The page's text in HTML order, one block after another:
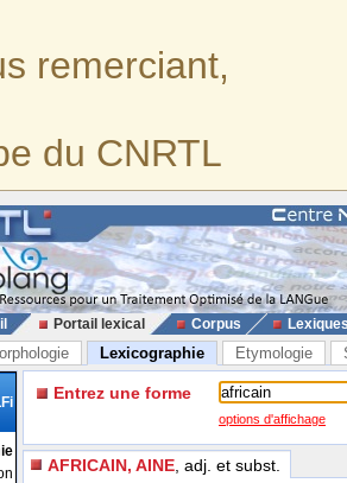
remerciant,
du CNRTL
Portail lexical Corpus
Lexicographie Etymologie
Entrez une forme
options d'affichage
AFRICAIN, AINE , adj. et subst.